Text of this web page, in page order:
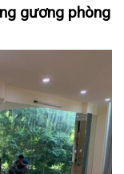
gương phòng